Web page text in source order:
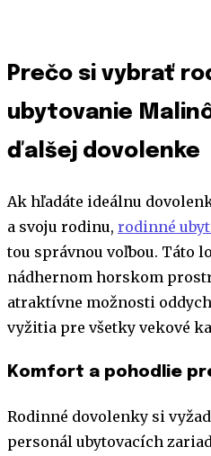
Prečo si vybrať
ubytovanie
ďalšej dovolenke
Ak hľadáte ideálnu
a svoju rodinu, rodinné
tou správnou voľbou. Táto
nádhernom horskom
atraktívne možnosti
vyžitia pre všetky vekové
Komfort a pohodlie
Rodinné dovolenky si
personál ubytovacích